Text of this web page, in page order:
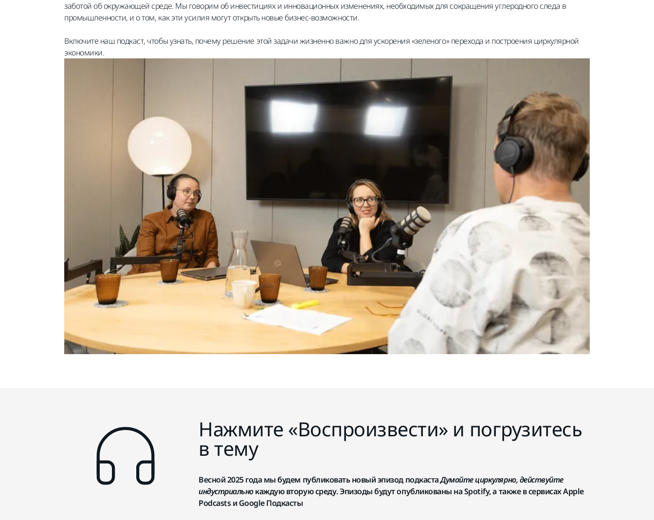
заботой об окружающей среде. Мы говорим об инвестициях и инновационных изменениях, необходимых для сокращения углеродного следа в
промышленности, и о том, как эти усилия могут открытьновые бизнес-возможности.
Включите наш подкаст, чтобы узнать, почему решение этой задачи жизненно важнодля ускорения «зеленого» перехода и построения циркулярной
экономики.
Нажмите «Воспроизвести» и погрузитесь
в тему
Весной 2025 года мы будем публиковать новый эпизод подкастаДумайте циркулярно, действуйте
индустриальнокаждую вторую среду. Эпизоды будут опубликованы на Spotify, а также в сервисах Apple
Podcasts и Google Подкасты